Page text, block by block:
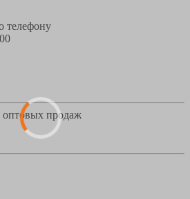
телефону
продаж